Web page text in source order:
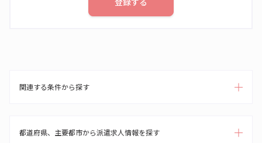
関連する条件から探す
都道府県、主要都市から派遣求人情報を探す